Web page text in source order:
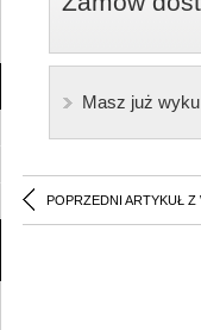
Masz już
POPRZEDNI ARTYKUŁ Z